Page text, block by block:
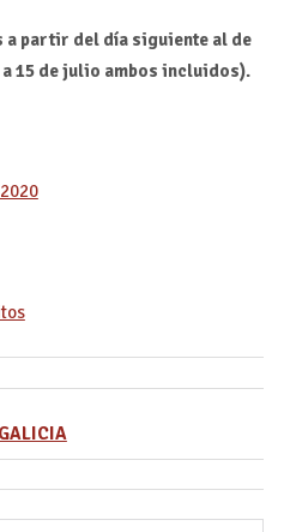
a partir del día siguiente al de
15 de julio ambos incluidos).